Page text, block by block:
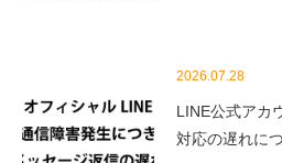
2026.07.28
LINE公式アカ
対応の遅れに